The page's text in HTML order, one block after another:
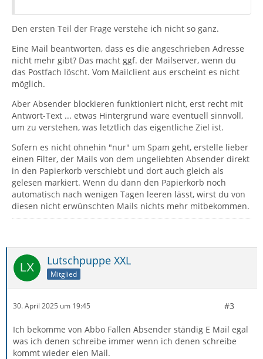
Den ersten Teil der Frage verstehe ich nicht so ganz.
Eine Mail beantworten, dass es die angeschrieben Adresse
nicht mehr gibt? Das macht ggf. der Mailserver, wenn du
das Postfach löscht. Vom Mailclient aus erscheint es nicht
möglich.
Aber Absender blockieren funktioniert nicht, erst recht mit
Antwort-Text ... etwas Hintergrund wäre eventuell sinnvoll,
um zu verstehen, was letztlich das eigentliche Ziel ist.
Sofern es nicht ohnehin "nur" um Spam geht, erstelle lieber
einen Filter, der Mails von dem ungeliebten Absender direkt
in den Papierkorb verschiebt und dort auch gleich als
gelesen markiert. Wenn du dann den Papierkorb noch
automatisch nach wenigen Tagen leeren lässt, wirst du von
diesen nicht erwünschten Mails nichts mehr mitbekommen.
Lutschpuppe XXL
Mitglied
30. April 2025 um 19:45 #3
Ich bekomme von Abbo Fallen Absender ständig E Mail egal
was ich denen schreibe immer wenn ich denen schreibe
kommt wieder eien Mail.